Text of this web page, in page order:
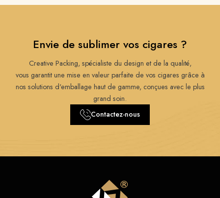
Envie de sublimer vos cigares ?
Creative Packing, spécialiste du design et de la qualité,
vous garantit une mise en valeur parfaite de vos cigares grâce à
nos solutions d'emballage haut de gamme, conçues avec le plus
grand soin.
Contactez-nous